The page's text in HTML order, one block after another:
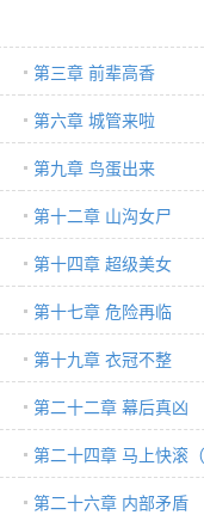
第三章 前辈高香
第六章 城管来啦
第九章 鸟蛋出来
第十二章 山沟女尸
第十四章 超级美女
第十七章 危险再临
第十九章 衣冠不整
第二十二章 幕后真凶
第二十四章 马上快滚（
第二十六章 内部矛盾